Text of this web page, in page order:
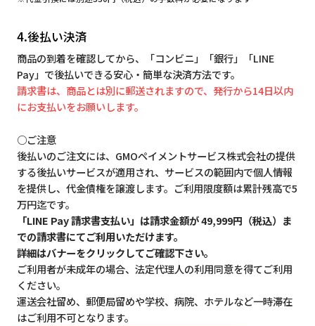
4.後払い決済
商品の到着を確認してから、「コンビニ」「銀行」「LINE
Pay」で後払いできる安心・簡単な決済方法です。
請求書は、商品とは別に郵送されますので、発行から14日以内
にお支払いをお願いします。
○ご注意
後払いのご注文には、GMOペイメントサービス株式会社の提供
する後払いサービスが適用され、サービスの範囲内で個人情報
を提供し、代金債権を譲渡します。ご利用限度額は累計残高で5
万円迄です。
「LINE Pay 請求書支払い」は請求金額が 49,999円（税込）ま
での請求書にてご利用いただけます。
詳細はバナーをクリックしてご確認下さい。
ご利用者が未成年の場合、法定代理人の利用同意を得てご利用
ください。
運送会社留め、郵便局留めや学校、病院、ホテルなど一時滞在
はご利用不可となります。